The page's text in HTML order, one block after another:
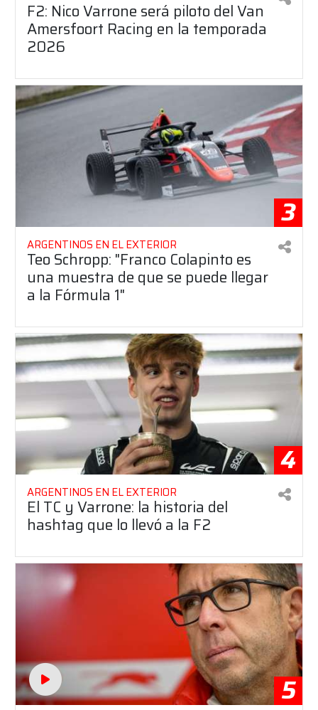
F2: Nico Varrone será piloto del Van
Amersfoort Racing en la temporada
2026
3
ARGENTINOS EN EL EXTERIOR
Teo Schropp: "Franco Colapinto es
una muestra de que se puede llegar
a la Fórmula 1"
4
ARGENTINOS EN EL EXTERIOR
El TC y Varrone: la historia del
hashtag que lo llevó a la F2
5